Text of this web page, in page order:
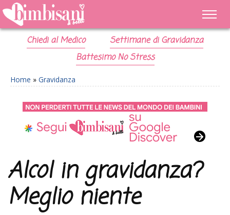
Chiedi al Medico
Settimane di Gravidanza
Battesimo No Stress
Home » Gravidanza
Alcol in gravidanza?
Meglio niente